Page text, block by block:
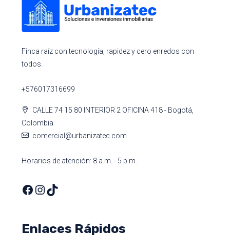
Finca raíz con tecnología, rapidez y cero enredos con
todos.
+576017316699
CALLE 74 15 80 INTERIOR 2 OFICINA 418 - Bogotá,
Colombia
comercial@urbanizatec.com
Horarios de atención: 8 a.m. - 5 p.m.
Enlaces Rápidos